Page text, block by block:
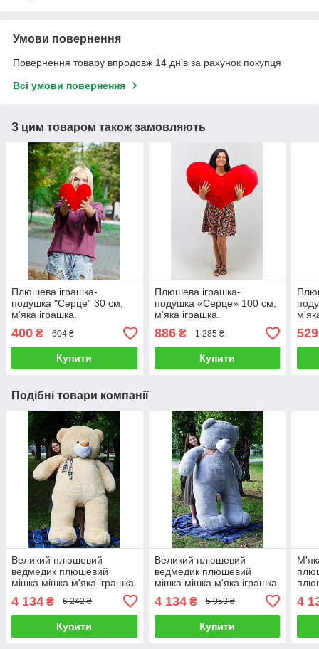
Умови повернення
Повернення товару впродовж 14 днів за рахунок покупця
Всі умови повернення
З цим товаром також замовляють
Плюшева іграшка-
подушка "Серце" 30 см,
м'яка іграшка.
400 ₴ 604 ₴
Купити
Плюшева іграшка-
подушка «Серце» 100 см,
м'яка іграшка.
886₴ 1 285 ₴
Купити
529
Подібні товари компанії
Великий плюшевий
ведмедик плюшевий
мішка мішка м'яка іграшка
4 134 ₴ 6 242 ₴
Купити
Великий плюшевий
ведмедик плюшевий
мішка мішка м'яка іграшка
4 134₴ 5 953 ₴
Купити
4